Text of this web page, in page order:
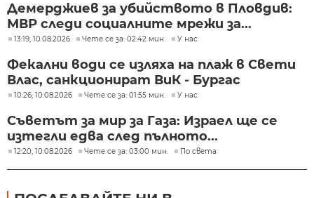
Демерджиев за убийството в Пловдив:
МВР следи социалните мрежи за...
13:19, 10.08.2026 Чете се за: 02:42 мин. У нас
Фекални води се изляха на плаж в Свети
Влас, санкционират ВиК - Бургас
10:26, 10.08.2026 Чете се за: 01:55 мин. У нас
Съветът за мир за Газа: Израел ще се
изтегли едва след пълното...
12:20, 10.08.2026 Чете се за: 03:00 мин. По света